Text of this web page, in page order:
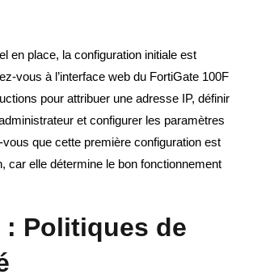
en place, la configuration initiale est
vous à l’interface web du FortiGate 100F
pour attribuer une adresse IP, définir
et configurer les paramètres
que cette première configuration est
car elle détermine le bon fonctionnement
: Politiques de